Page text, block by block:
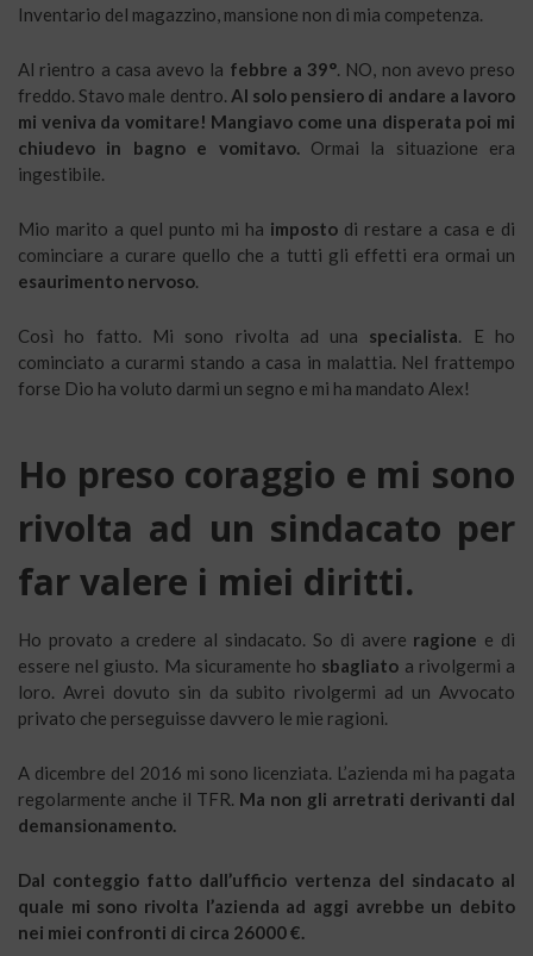
Inventario del magazzino, mansione non di mia competenza.
Al rientro a casa avevo la febbre a 39°. NO, non avevo preso
freddo. Stavo male dentro. Al solo pensiero di andare a lavoro
mi veniva da vomitare! Mangiavo come una disperata poi mi
chiudevo in bagno e vomitavo.Ormai la situazione era
ingestibile.
Mio marito a quel punto mi ha imposto di restare a casa e di
cominciare a curare quello che a tutti gli effetti era ormai un
esaurimento nervoso.
Così ho fatto. Mi sono rivolta ad una specialista. E ho
cominciato a curarmi stando a casa in malattia. Nel frattempo
forse Dio ha voluto darmi un segno e mi ha mandato Alex!
Ho preso coraggio e mi sono
rivolta ad un sindacato per
far valere i miei diritti.
Ho provato a credere al sindacato. So di avere ragione e di
essere nel giusto. Ma sicuramente ho sbagliato a rivolgermi a
loro. Avrei dovuto sin da subito rivolgermi ad un Avvocato
privato che perseguisse davvero le mie ragioni.
A dicembre del 2016 mi sono licenziata. L’azienda mi ha pagata
regolarmente anche il TFR. Ma non gli arretrati derivanti dal
demansionamento.
Dal conteggio fatto dall’ufficio vertenza del sindacato al
quale mi sono rivolta l’azienda ad aggi avrebbe un debito
nei miei confronti di circa 26000 €.